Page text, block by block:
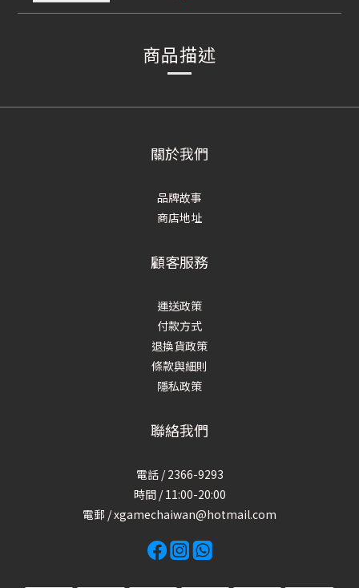
商品描述
關於我們
品牌故事
商店地址
顧客服務
運送政策
付款方式
退換貨政策
條款與細則
隱私政策
聯絡我們
電話 / 2366-9293
時間 / 11:00-20:00
電郵 / xgamechaiwan@hotmail.com